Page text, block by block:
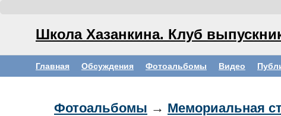
Школа Хазанкина. Клуб
Главная Обсуждения Фотоальбомы Видео
Фотоальбомы → Мемориальная